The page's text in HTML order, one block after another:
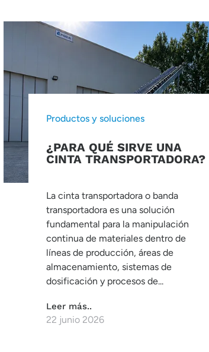
Productos y soluciones
¿PARA QUÉ SIRVE UNA
CINTA TRANSPORTADORA?
La cinta transportadora o banda
transportadora es una solución
fundamental para la manipulación
continua de materiales dentro de
líneas de producción, áreas de
almacenamiento, sistemas de
dosificación y procesos de...
Leer más..
22 junio 2026